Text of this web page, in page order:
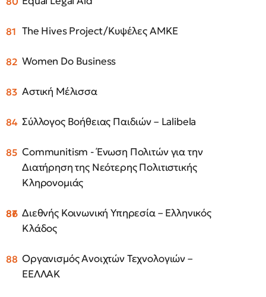
The Hives Project/Κυψέλες ΑΜΚΕ
Women Do Business
Αστική Μέλισσα
Σύλλογος Βοήθειας Παιδιών – Lalibela
Communitism - Ένωση Πολιτών για την
Διατήρηση της Νεότερης Πολιτιστικής
Κληρονομιάς
Διεθνής Κοινωνική Υπηρεσία – Ελληνικός
Κλάδος
Οργανισμός Ανοιχτών Τεχνολογιών –
ΕΕΛΛΑΚ